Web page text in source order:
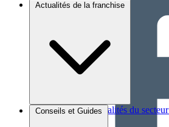
Actualités de la franchise
Brèves et actus Actualités du secteur
Conseils et Guides